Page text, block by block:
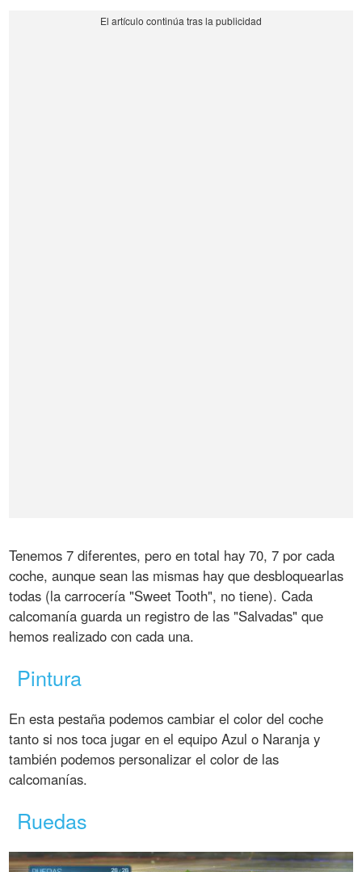
Tenemos 7 diferentes, pero en total hay 70, 7 por cada
coche, aunque sean las mismas hay que desbloquearlas
todas (la carrocería "Sweet Tooth", no tiene). Cada
calcomanía guarda un registro de las "Salvadas" que
hemos realizado con cada una.
Pintura
En esta pestaña podemos cambiar el color del coche
tanto si nos toca jugar en el equipo Azul o Naranja y
también podemos personalizar el color de las
calcomanías.
Ruedas